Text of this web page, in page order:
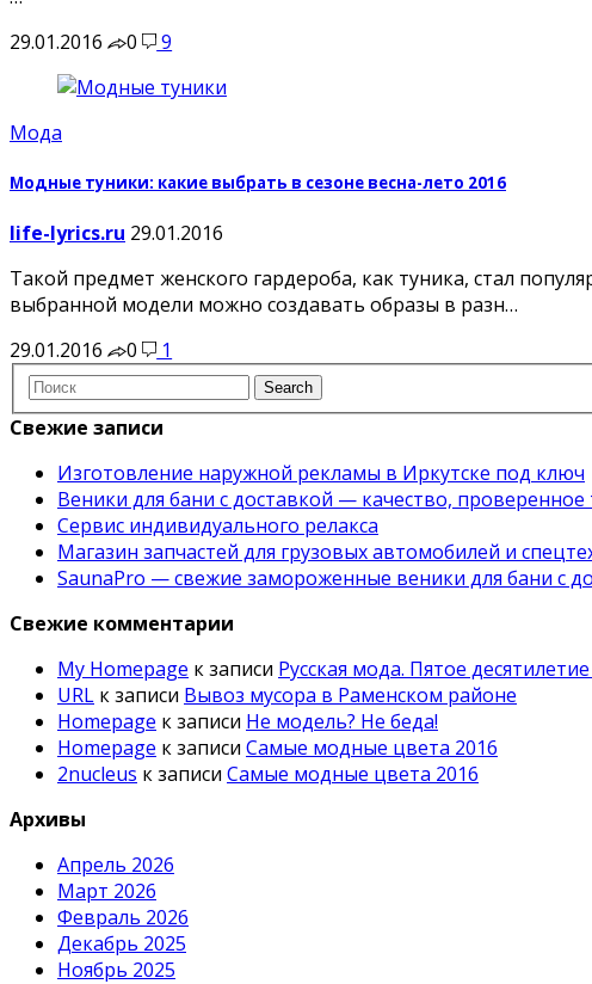
29.01.2016
0 9
Мода
Модные туники: какие выбрать в сезоне весна-лето 2016
life-lyrics.ru 29.01.2016
Такой предмет женского гардероба, как туника, стал
выбранной модели можно создавать образы в разн…
29.01.2016
0 1
Свежие записи
Изготовление наружной рекламы в Иркутске под ключ
Веники для бани с доставкой — качество,
Сервис индивидуального релакса
Магазин запчастей для грузовых автомобилей и
SaunaPro — свежие замороженные веники для бани с
Свежие комментарии
My Homepage к записи Русская мода. Пятое
URL к записи Вывоз мусора в Раменском районе
Homepage к записи Не модель? Не беда!
Homepage к записи Самые модные цвета 2016
2nucleus к записи Самые модные цвета 2016
Архивы
Апрель 2026
Март 2026
Февраль 2026
Декабрь 2025
Ноябрь 2025